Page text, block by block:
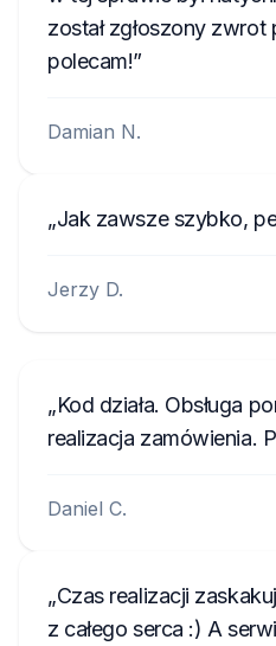
został zgłoszony
polecam!
Damian N.
Jak zawsze szybko,
Jerzy D.
Kod działa. Obsługa
realizacja zamówienia.
Daniel C.
Czas realizacji
z całego serca :) A